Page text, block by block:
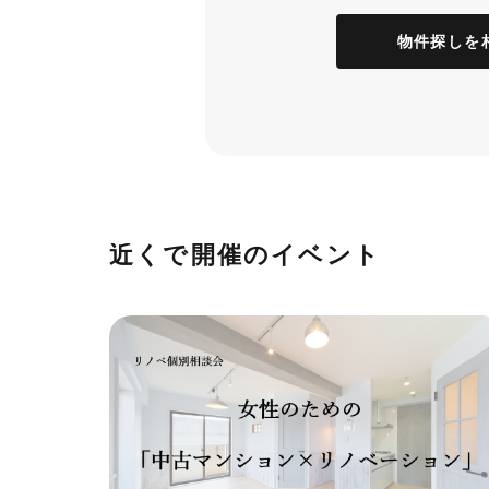
物件探しを
近くで開催のイベント